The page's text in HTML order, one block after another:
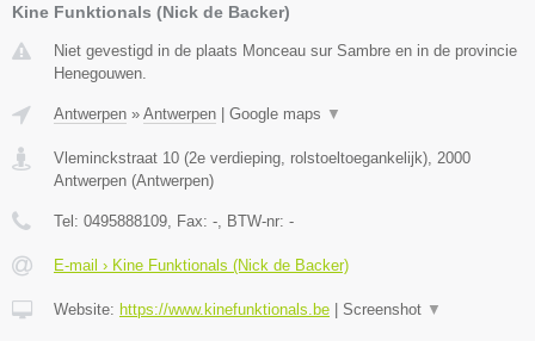
Kine Funktionals (Nick de Backer)
Niet gevestigd in de plaats Monceau sur Sambre en in de provincie
Henegouwen.
Antwerpen » Antwerpen | Google maps ▼
Vleminckstraat 10 (2e verdieping, rolstoeltoegankelijk) 2000
Antwerpen (Antwerpen)
Tel: 0495888109 , Fax: - , BTW-nr: -
E-mail › Kine Funktionals (Nick de Backer)
Website: https://www.kinefunktionals.be | Screenshot ▼